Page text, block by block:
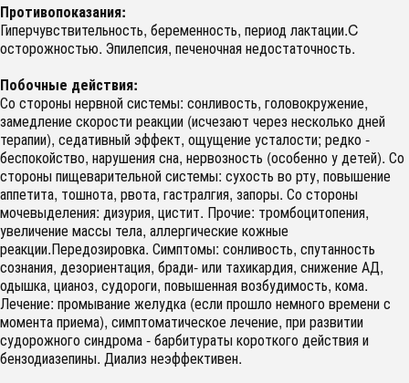
Противопоказания:
Гиперчувствительность, беременность, период лактации.C
осторожностью. Эпилепсия, печеночная недостаточность.
Побочные действия:
Со стороны нервной системы: сонливость, головокружение,
замедление скорости реакции (исчезают через несколько дней
терапии), седативный эффект, ощущение усталости; редко -
беспокойство, нарушения сна, нервозность (особенно у детей). Со
стороны пищеварительной системы: сухость во рту, повышение
аппетита, тошнота, рвота, гастралгия, запоры. Со стороны
мочевыделения: дизурия, цистит. Прочие: тромбоцитопения,
увеличение массы тела, аллергические кожные
реакции.Передозировка. Симптомы: сонливость, спутанность
сознания, дезориентация, бради- или тахикардия, снижение АД,
одышка, цианоз, судороги, повышенная возбудимость, кома.
Лечение: промывание желудка (если прошло немного времени с
момента приема), симптоматическое лечение, при развитии
судорожного синдрома - барбитураты короткого действия и
бензодиазепины. Диализ неэффективен.